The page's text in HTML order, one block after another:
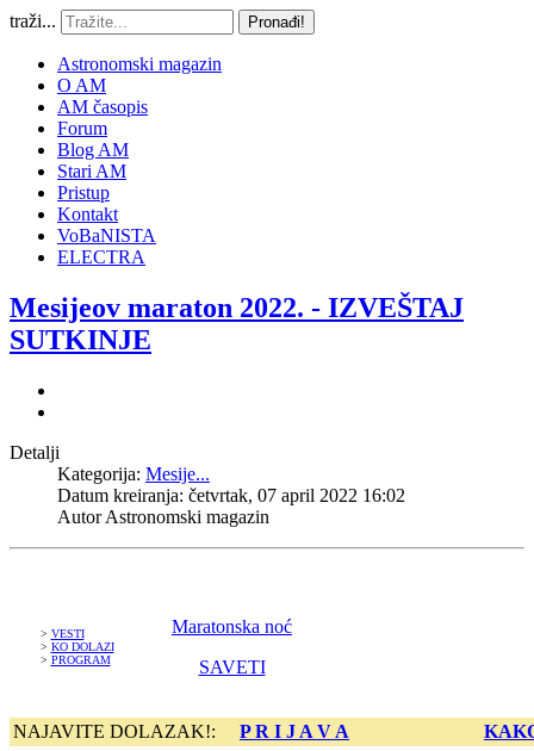
traži... Pronađi!
Astronomski magazin
O AM
AM časopis
Forum
Blog AM
Stari AM
Pristup
Kontakt
VoBaNISTA
ELECTRA
Mesijeov maraton 2022. - IZVEŠTAJ
SUTKINJE
Detalji
Kategorija: Mesije...
Datum kreiranja: četvrtak, 07 april 2022 16:02
AutorAstronomski magazin
> VESTI
> KO DOLAZI
> PROGRAM
Maratonska noć
SAVETI
NAJAVITE DOLAZAK!: P R I J A V A